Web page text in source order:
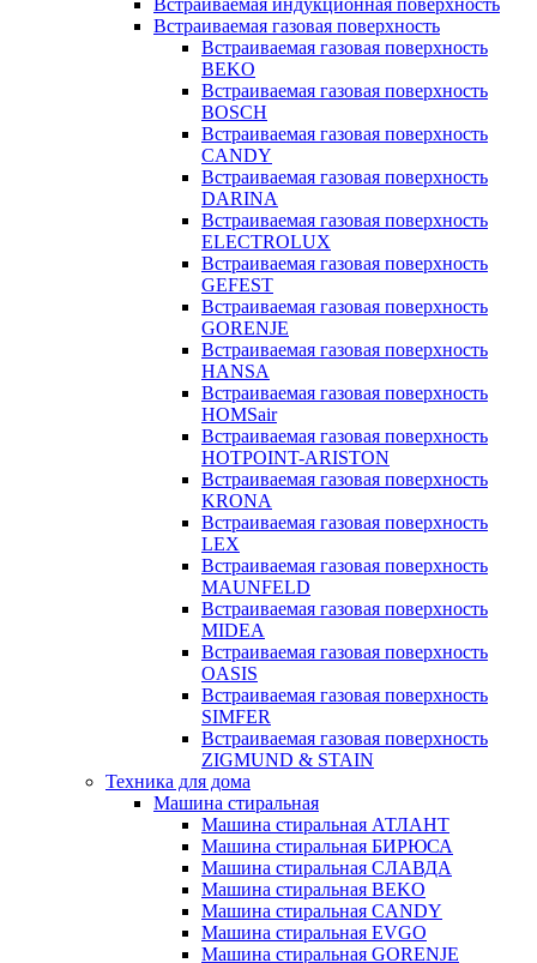
Встраиваемая индукционная поверхность
Встраиваемая газовая поверхность
Встраиваемая газовая поверхность
BEKO
Встраиваемая газовая поверхность
BOSCH
Встраиваемая газовая поверхность
CANDY
Встраиваемая газовая поверхность
DARINA
Встраиваемая газовая поверхность
ELECTROLUX
Встраиваемая газовая поверхность
GEFEST
Встраиваемая газовая поверхность
GORENJE
Встраиваемая газовая поверхность
HANSA
Встраиваемая газовая поверхность
HOMSair
Встраиваемая газовая поверхность
HOTPOINT-ARISTON
Встраиваемая газовая поверхность
KRONA
Встраиваемая газовая поверхность
LEX
Встраиваемая газовая поверхность
MAUNFELD
Встраиваемая газовая поверхность
MIDEA
Встраиваемая газовая поверхность
OASIS
Встраиваемая газовая поверхность
SIMFER
Встраиваемая газовая поверхность
ZIGMUND & STAIN
Техника для дома
Машина стиральная
Машина стиральная АТЛАНТ
Машина стиральная БИРЮСА
Машина стиральная СЛАВДА
Машина стиральная BEKO
Машина стиральная CANDY
Машина стиральная EVGO
Машина стиральная GORENJE